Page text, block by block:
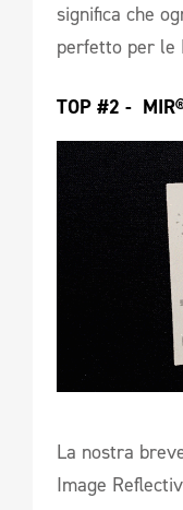
significa che
perfetto per le
TOP #2 -
La nostra
Image